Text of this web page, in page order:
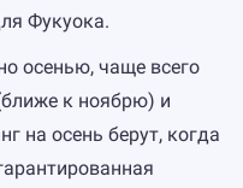
Фукуока.
осенью, чаще всего
к ноябрю) и
на осень берут, когда